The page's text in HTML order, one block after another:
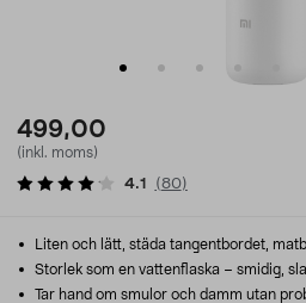
499,00
(inkl. moms)
4.1 (80)
Liten och lätt, städa tangentbordet,
Storlek som en vattenflaska – smidig,
Tar hand om smulor och damm utan